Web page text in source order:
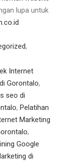
lupa untuk
,
Internet
Gorontalo,
seo di
, Pelatihan
Marketing
,
Google
di